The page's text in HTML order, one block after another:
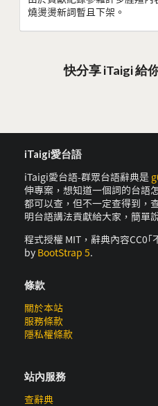
燒燙燙新詞暫且下架。
快分享 iTaigi 給
iTaigi愛台語
iTaigi愛台語-群眾台語辭典是
伸專案，想知道一個詞的台語
都可以查，但不一定查得到，
明台語講法貢獻給大家，簡單
程式授權 MIT，辭典內容CC0
by BootStrap 5.
條款
關於本站
服務條款
隱私權條款
站內服務
查辭典